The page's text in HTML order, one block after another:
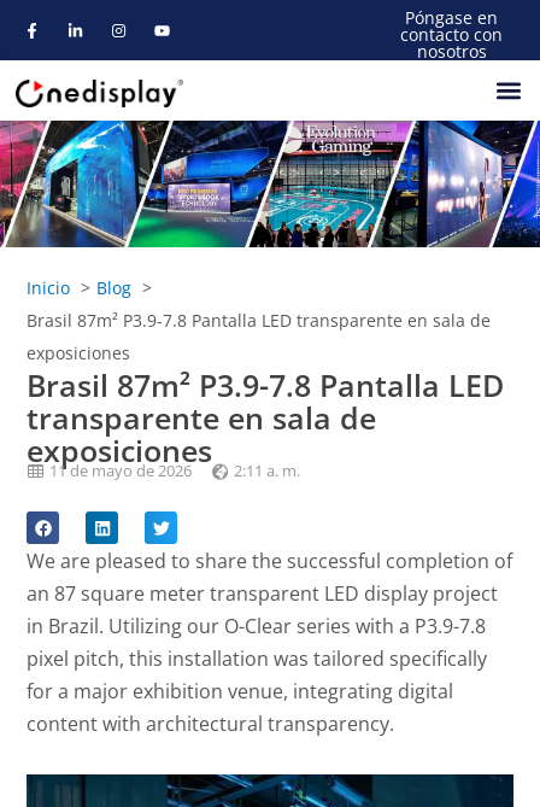
Póngase en
contacto con
nosotros
Inicio
Blog
Brasil 87m² P3.9-7.8 Pantalla LED transparente en sala de
exposiciones
Brasil 87m² P3.9-7.8 Pantalla LED
transparente en sala de
exposiciones
11 de mayo de 2026 2:11 a. m.
We are pleased to share the successful completion of
an 87 square meter transparent LED display project
in Brazil. Utilizing our O-Clear series with a P3.9-7.8
pixel pitch, this installation was tailored specifically
for a major exhibition venue, integrating digital
content with architectural transparency.